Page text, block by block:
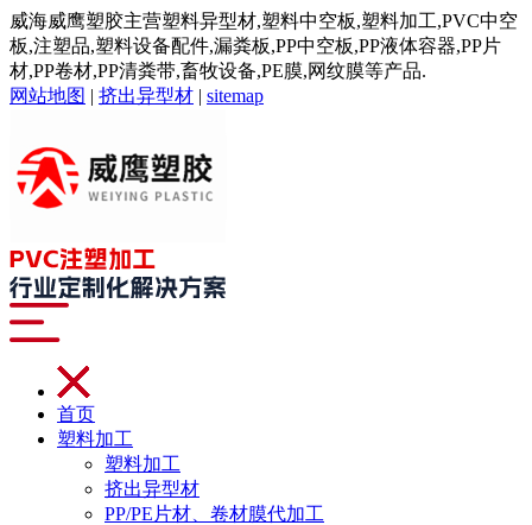
威海威鹰塑胶主营塑料异型材,塑料中空板,塑料加工,PVC中空
板,注塑品,塑料设备配件,漏粪板,PP中空板,PP液体容器,PP片
材,PP卷材,PP清粪带,畜牧设备,PE膜,网纹膜等产品.
网站地图 | 挤出异型材 | sitemap
首页
塑料加工
塑料加工
挤出异型材
PP/PE片材、卷材膜代加工